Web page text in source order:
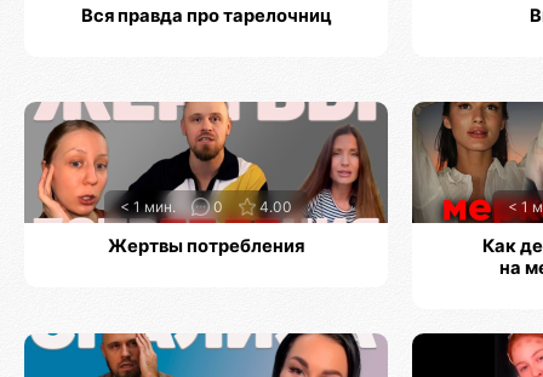
Вся правда про тарелочниц
< 1 мин. 0 4.00
Жертвы потребления
< 1
Как
на